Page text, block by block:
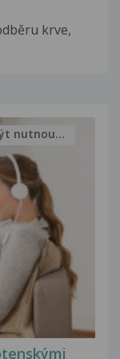
krve,
nutnou...